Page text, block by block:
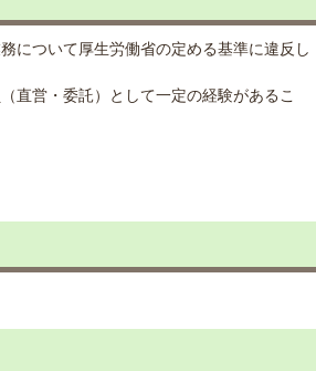
について厚生労働省の定める基準に違反し
直営・委託）として一定の経験があるこ